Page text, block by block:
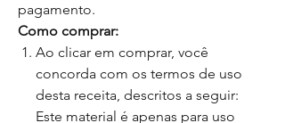
pagamento.
Como comprar:
Ao clicar em comprar, você
concorda com os termos de uso
desta receita, descritos a seguir:
Este material é apenas para uso